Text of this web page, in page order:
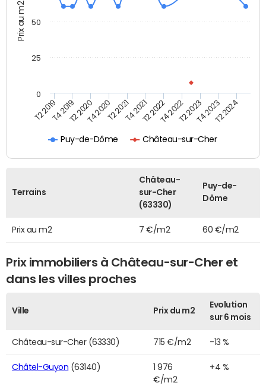
Prix au m2
Puy-de-Dôme Château-sur-Cher
T2 2019T4 2019T2 2020T4 2020T2 2021T4 2021T2 2022T4 2022T2 2023T4 2023T2 2024
0
25
50
Terrains
Château-
sur-Cher
(63330)
Puy-de-
Dôme
Prix au m2 7 €/m2 60 €/m2
Prix immobiliers à Château-sur-Cher et
dans les villes proches
Ville Prix du m2
Evolution
sur 6 mois
Château-sur-Cher (63330) 715 €/m2 -13 %
Châtel-Guyon (63140)
1 976
€/m2
+4 %